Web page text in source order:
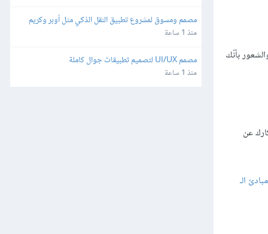
بأنّك
عن
مبادئ الـ
مصمم ومسوق لمشروع تطبيق النقل الذكي مثل أوبر وكريم
منذ 1 ساعة
مصمم UI/UX لتصميم تطبيقات جوال كاملة
منذ 1 ساعة